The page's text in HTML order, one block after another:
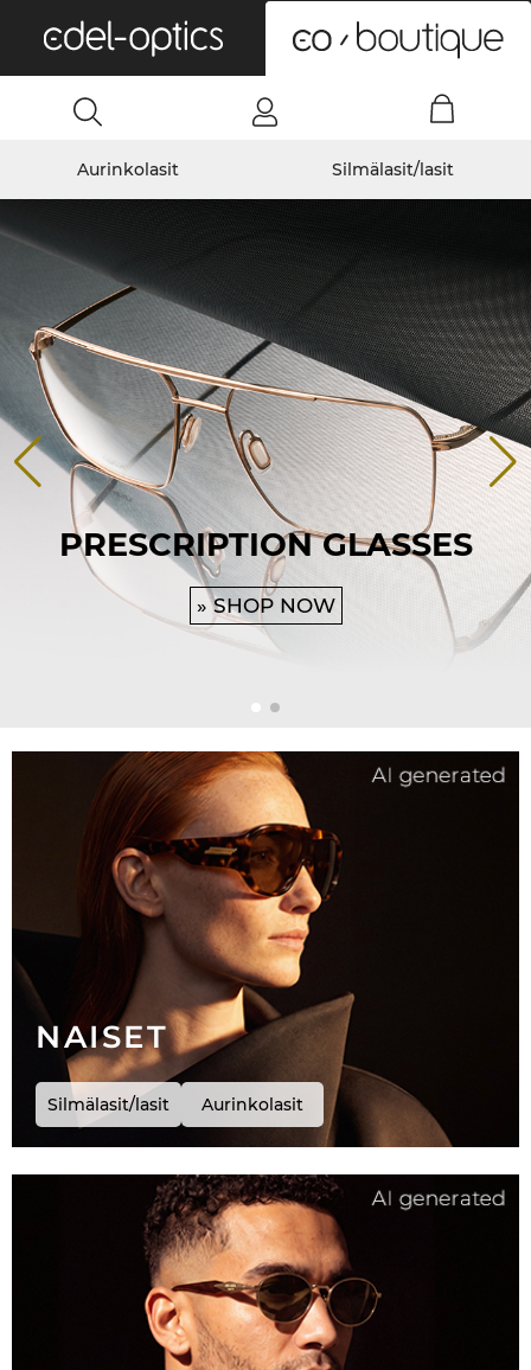
Aurinkolasit Silmälasit/lasit
PRESCRIPTION GLASSES
» SHOP NOW
NAISET
Silmälasit/lasit Aurinkolasit